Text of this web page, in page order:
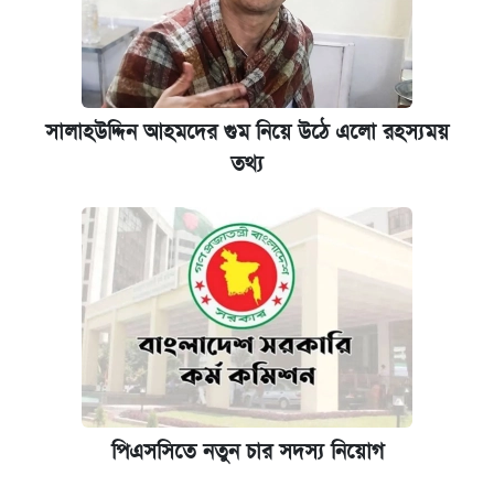
সালাহউদ্দিন আহমদের গুম নিয়ে উঠে এলো রহস্যময়
তথ্য
পিএসসিতে নতুন চার সদস্য নিয়োগ